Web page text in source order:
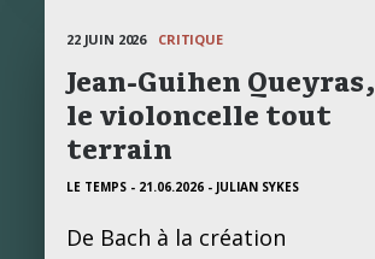
22 JUIN 2026 CRITIQUE
Jean-Guihen Queyras,
le violoncelle tout
terrain
LE TEMPS - 21.06.2026 - JULIAN SYKES
De Bach à la création